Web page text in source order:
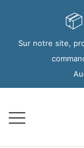
📦
Sur notre site,